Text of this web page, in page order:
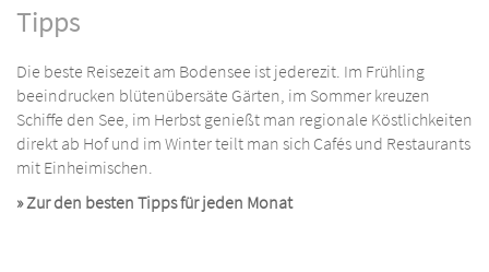
Tipps
Die beste Reisezeit am Bodensee ist jederezit. Im Frühling
beeindrucken blütenübersäte Gärten, im Sommer kreuzen
Schiffe den See, im Herbst genießt man regionale Köstlichkeiten
direkt ab Hof und im Winter teilt man sich Cafés und Restaurants
mit Einheimischen.
» Zur den besten Tipps für jeden Monat